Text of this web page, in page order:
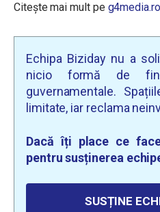
Citește mai mult pe g4media.ro
Echipa Biziday nu a
nicio formă de
guvernamentale.
limitate, iar reclama
Dacă îți place ce
pentru susținerea
SUSȚINE